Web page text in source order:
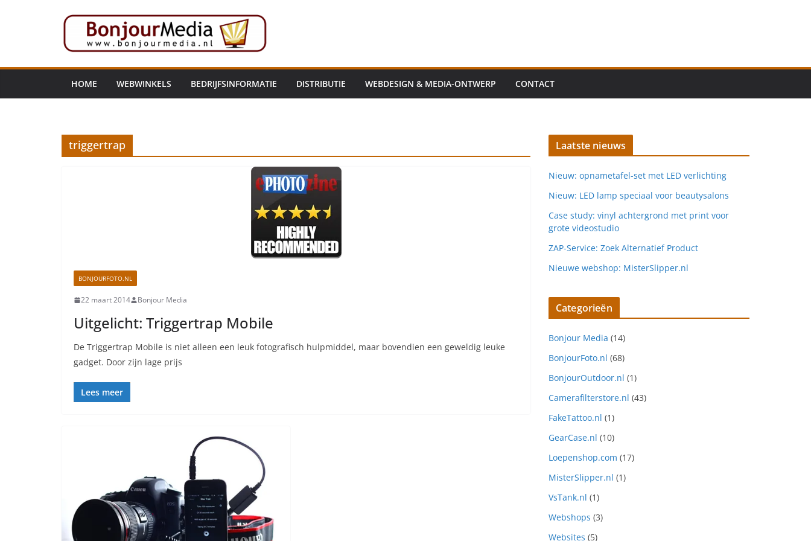
HOME WEBWINKELS BEDRIJFSINFORMATIE DISTRIBUTIE WEBDESIGN & MEDIA-ONTWERP CONTACT
triggertrap
BONJOURFOTO.NL
22 maart 2014 Bonjour Media
Uitgelicht: Triggertrap Mobile
De Triggertrap Mobile is niet alleen een leuk fotografisch hulpmiddel, maar bovendien een geweldig leuke
gadget. Door zijn lage prijs
Lees meer
Laatste nieuws
Nieuw: opnametafel-set met LED verlichting
Nieuw: LED lamp speciaal voor beautysalons
Case study: vinyl achtergrond met print voor
grote videostudio
ZAP-Service: Zoek Alternatief Product
Nieuwe webshop: MisterSlipper.nl
Categorieën
Bonjour Media (14)
BonjourFoto.nl (68)
BonjourOutdoor.nl (1)
Camerafilterstore.nl (43)
FakeTattoo.nl (1)
GearCase.nl (10)
Loepenshop.com (17)
MisterSlipper.nl (1)
VsTank.nl (1)
Webshops (3)
Websites (5)